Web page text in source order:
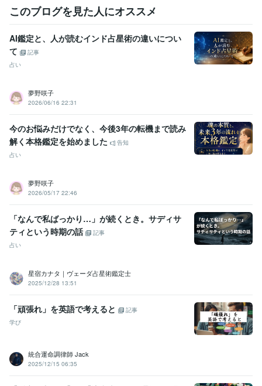
このブログを見た人にオススメ
AI鑑定と、人が読むインド占星術の違いについ
て
記事
占い
夢野咲子
2026/06/16 22:31
今のお悩みだけでなく、今後3年の転機まで読み
解く本格鑑定を始めました
告知
占い
夢野咲子
2026/05/17 22:46
「なんで私ばっかり…」が続くとき。サディサ
ティという時期の話
記事
占い
星宿カナタ｜ヴェーダ占星術鑑定士
2025/12/28 13:51
「頑張れ」を英語で考えると
記事
学び
統合運命調律師 Jack
2025/12/15 06:35